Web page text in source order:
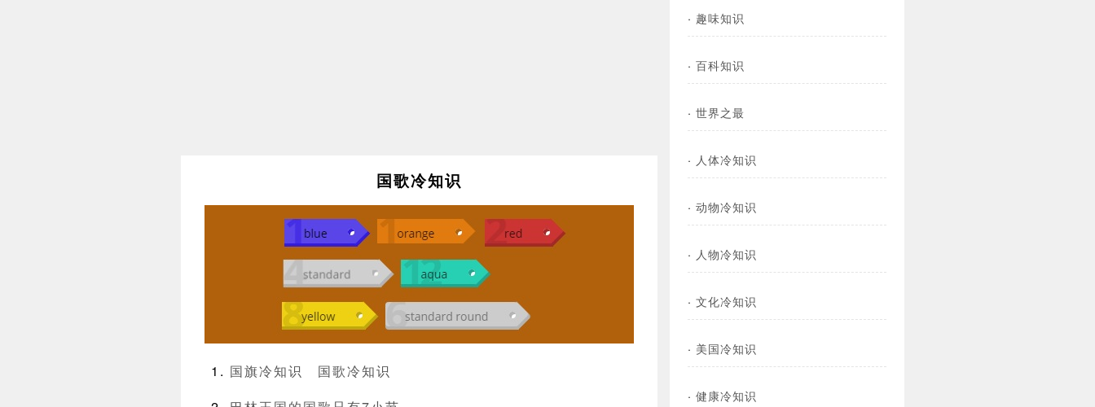
国歌冷知识
国旗冷知识
国歌冷知识
· 趣味知识
· 百科知识
· 世界之最
· 人体冷知识
· 动物冷知识
· 人物冷知识
· 文化冷知识
· 美国冷知识
· 健康冷知识